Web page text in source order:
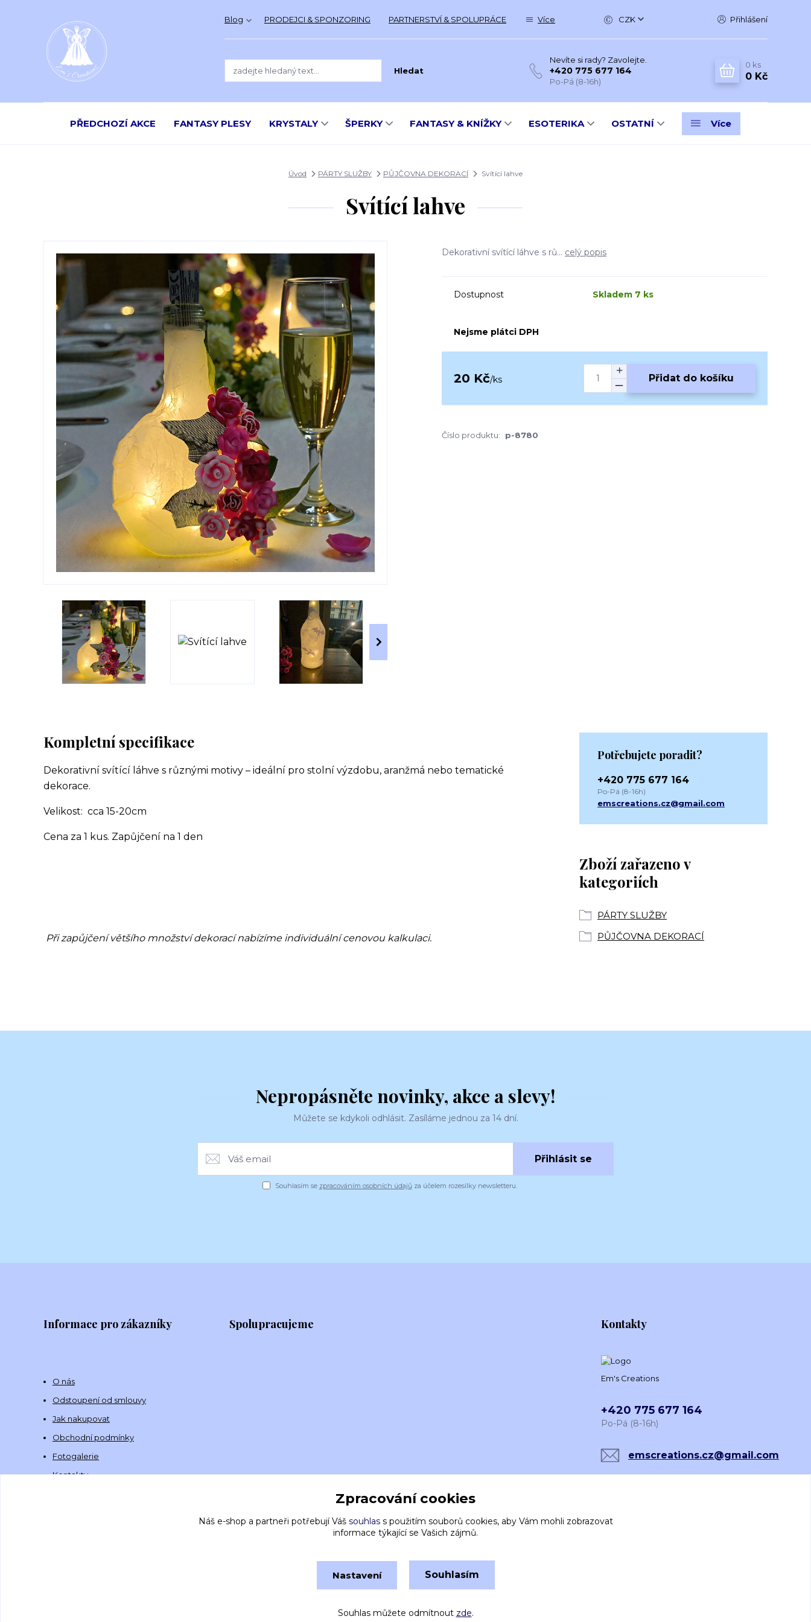
Blog PRODEJCI & SPONZORING PARTNERSTVÍ & SPOLUPRÁCE Více CZK Přihlášení
Hledat
Nevíte si rady? Zavolejte.
+420 775 677 164
Po-Pá (8-16h)
0 ks
0 Kč
PŘEDCHOZÍ AKCE FANTASY PLESY KRYSTALY ŠPERKY FANTASY & KNÍŽKY ESOTERIKA OSTATNÍ Více
Úvod PÁRTY SLUŽBY PŮJČOVNA DEKORACÍ Svítící lahve
Svítící lahve
Dekorativní svítící láhve s rů... celý popis
Dostupnost Skladem 7 ks
Nejsme plátci DPH
20 Kč/ks Přidat do košíku
Číslo produktu: p-8780
Kompletní specifikace
Dekorativní svítící láhve s různými motivy – ideální pro stolní výzdobu, aranžmá nebo tematické
dekorace.
Velikost: cca 15-20cm
Cena za 1 kus. Zapůjčení na 1 den
Při zapůjčení většího množství dekorací nabízíme individuální cenovou kalkulaci.
Zboží zařazeno v
kategoriích
PÁRTY SLUŽBY
PŮJČOVNA DEKORACÍ
Potřebujete poradit?
+420 775 677 164
Po-Pá (8-16h)
emscreations.cz@gmail.com
Nepropásněte novinky, akce a slevy!
Můžete se kdykoli odhlásit. Zasíláme jednou za 14 dní.
Přihlásit se
Souhlasím se zpracováním osobních údajůza účelem rozesílky newsletteru.
Informace pro zákazníky
O nás
Odstoupení od smlouvy
Jak nakupovat
Obchodní podmínky
Fotogalerie
Kontakty
Spolupracujeme Kontakty
Em's Creations
+420 775 677 164
Po-Pá (8-16h)
emscreations.cz@gmail.com
Zpracování cookies
Náš e-shop a partneři potřebují Váš souhlass použitím souborů cookies, aby Vám mohli zobrazovat
informace týkající se Vašich zájmů.
Nastavení Souhlasím
Souhlas můžete odmítnout zde.